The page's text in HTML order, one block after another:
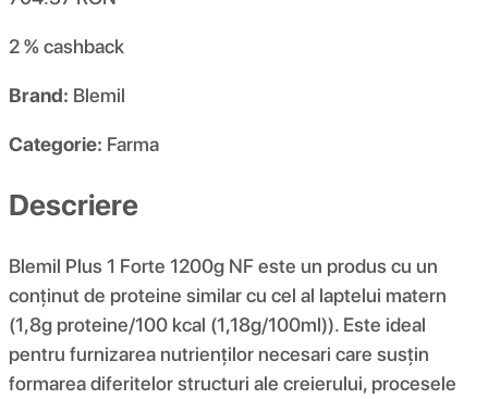
2 %cashback
Brand: Blemil
Categorie: Farma
Descriere
Blemil Plus 1 Forte 1200g NF este un produs cu un
conținut de proteine ​​similar cu cel al laptelui matern
(1,8g proteine/100 kcal (1,18g/100ml)). Este ideal
pentru furnizarea nutrienților necesari care susțin
formarea diferitelor structuri ale creierului, procesele